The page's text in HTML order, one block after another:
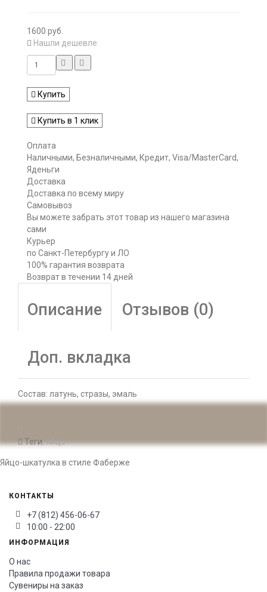
1600 руб.
Нашли дешевле
Купить
Купить в 1 клик
Оплата
Наличными, Безналичными, Кредит, Visa/MasterCard,
Яденьги
Доставка
Доставка по всему миру
Самовывоз
Вы можете забрать этот товар из нашего магазина
сами
Курьер
по Санкт-Петербургу и ЛО
100% гарантия возврата
Возврат в течении 14 дней
Описание Отзывов (0)
Доп. вкладка
Состав: латунь, стразы, эмаль
Теги:яйцо
Яйцо-шкатулка в стиле Фаберже
КОНТАКТЫ
+7 (812) 456-06-67
10:00 - 22:00
ИНФОРМАЦИЯ
О нас
Правила продажи товара
Сувениры на заказ